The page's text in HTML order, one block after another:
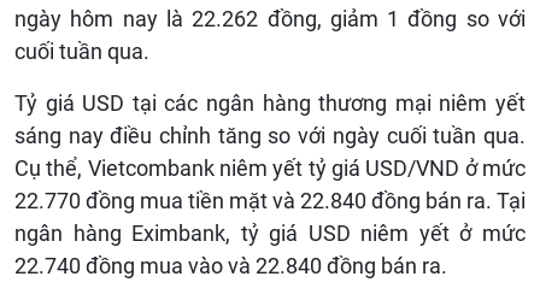
ngày hôm nay là 22.262 đồng, giảm 1 đồng so với
cuối tuần qua.
Tỷ giá USD tại các ngân hàng thương mại niêm yết
sáng nay điều chỉnh tăng so với ngày cuối tuần qua.
Cụ thể, Vietcombank niêm yết tỷ giá USD/VND ở mức
22.770 đồng mua tiền mặt và 22.840 đồng bán ra. Tại
ngân hàng Eximbank, tỷ giá USD niêm yết ở mức
22.740 đồng mua vào và 22.840 đồng bán ra.